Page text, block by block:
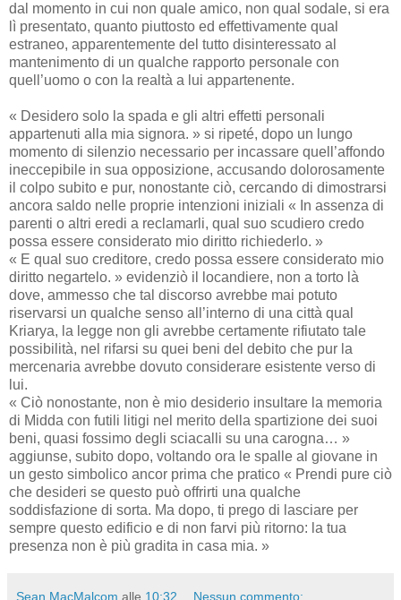
dal momento in cui non quale amico, non qual sodale, si era
lì presentato, quanto piuttosto ed effettivamente qual
estraneo, apparentemente del tutto disinteressato al
mantenimento di un qualche rapporto personale con
quell’uomo o con la realtà a lui appartenente.
« Desidero solo la spada e gli altri effetti personali
appartenuti alla mia signora. » si ripeté, dopo un lungo
momento di silenzio necessario per incassare quell’affondo
ineccepibile in sua opposizione, accusando dolorosamente
il colpo subito e pur, nonostante ciò, cercando di dimostrarsi
ancora saldo nelle proprie intenzioni iniziali « In assenza di
parenti o altri eredi a reclamarli, qual suo scudiero credo
possa essere considerato mio diritto richiederlo. »
« E qual suo creditore, credo possa essere considerato mio
diritto negartelo. » evidenziò il locandiere, non a torto là
dove, ammesso che tal discorso avrebbe mai potuto
riservarsi un qualche senso all’interno di una città qual
Kriarya, la legge non gli avrebbe certamente rifiutato tale
possibilità, nel rifarsi su quei beni del debito che pur la
mercenaria avrebbe dovuto considerare esistente verso di
lui.
« Ciò nonostante, non è mio desiderio insultare la memoria
di Midda con futili litigi nel merito della spartizione dei suoi
beni, quasi fossimo degli sciacalli su una carogna… »
aggiunse, subito dopo, voltando ora le spalle al giovane in
un gesto simbolico ancor prima che pratico « Prendi pure ciò
che desideri se questo può offrirti una qualche
soddisfazione di sorta. Ma dopo, ti prego di lasciare per
sempre questo edificio e di non farvi più ritorno: la tua
presenza non è più gradita in casa mia. »
Sean MacMalcom alle 10:32 Nessun commento: